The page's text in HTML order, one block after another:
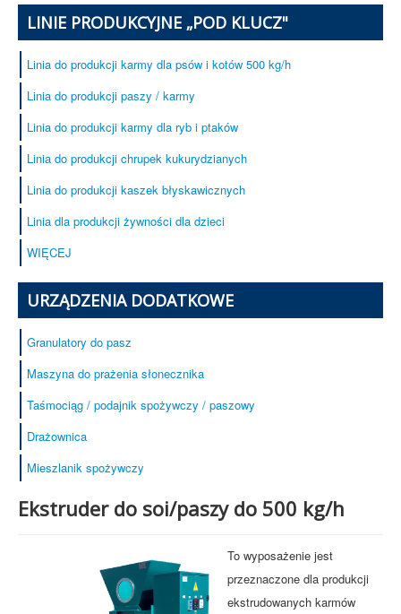
LINIE PRODUKCYJNE „POD KLUCZ"
Linia do produkcji karmy dla psów i kotów 500 kg/h
Linia do produkcji paszy / karmy
Linia do produkcji karmy dla ryb i ptaków
Linia do produkcji chrupek kukurydzianych
Linia do produkcji kaszek błyskawicznych
Linia dla produkcji żywności dla dzieci
WIĘCEJ
URZĄDZENIA DODATKOWE
Granulatory do pasz
Maszyna do prażenia słonecznika
Taśmociąg / podajnik spożywczy / paszowy
Drażownica
Mieszlanik spożywczy
Ekstruder do soi/paszy do 500 kg/h
To wyposażenie jest
przeznaczone dla produkcji
ekstrudowanych karmów